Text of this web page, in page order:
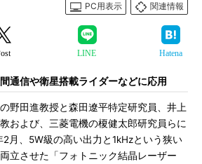
PC用表示
関連情報
LINE Hatena
通信や衛星搭載ライダーなどに応用
野田進教授と森田遼平特定研究員、井上
および、三菱電機の榎健太郎研究員らに
月、5W級の高い出力と1kHzという狭い
立させた「フォトニック結晶レーザー